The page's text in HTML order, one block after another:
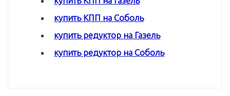
купить КПП на Соболь
купить редуктор на Газель
купить редуктор на Соболь